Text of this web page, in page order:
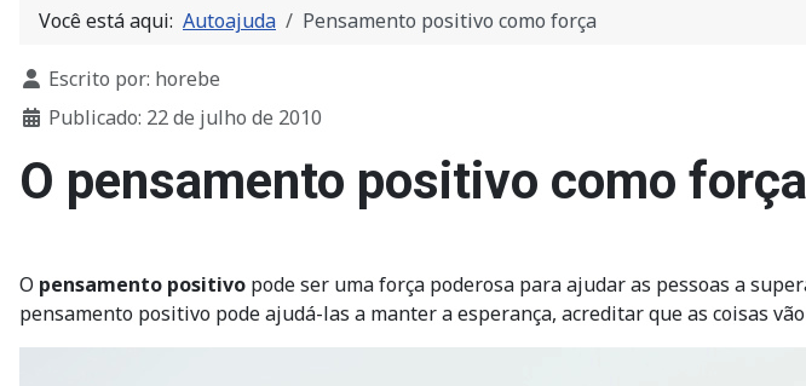
Você está aqui: Autoajuda Pensamento positivo como força
Detalhes
Escrito por: horebe
Publicado: 22 de julho de 2010
O pensamento positivo como
O pensamento positivo pode ser uma força poderosa para ajudar as pessoas a
pensamento positivo pode ajudá-las a manter a esperança, acreditar que as coisas